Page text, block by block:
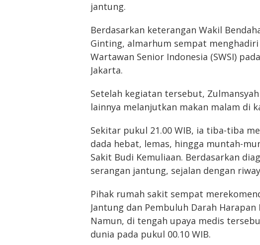
jantung.
Berdasarkan keterangan Wakil
Ginting, almarhum sempat
Wartawan Senior Indonesia (SWSI)
Jakarta.
Setelah kegiatan tersebut,
lainnya melanjutkan makan malam di
Sekitar pukul 21.00 WIB, ia tiba-tiba
dada hebat, lemas, hingga muntah-
Sakit Budi Kemuliaan. Berdasarkan
serangan jantung, sejalan dengan
Pihak rumah sakit sempat
Jantung dan Pembuluh Darah
Namun, di tengah upaya medis
dunia pada pukul 00.10 WIB.